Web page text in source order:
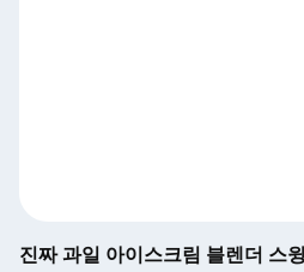
진짜 과일 아이스크림 블렌더 스